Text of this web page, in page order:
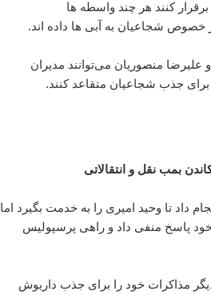
کنند هر چند واسطه ها
خصوص شجاعیان به آبی ها داده اند.
و علیرضا منصوریان می‌توانند مدیران
جذب شجاعیان متقاعد کنند.
بمب نقل و انتقالاتی
داد تا وحید امیری را به خدمت بگیرد اما
پاسخ منفی داد و راهی پرسپولیس
مذاکرات خود را برای جذب داریوش